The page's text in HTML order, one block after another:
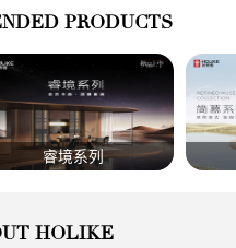
PRODUCTS
睿境系列
HOLIKE